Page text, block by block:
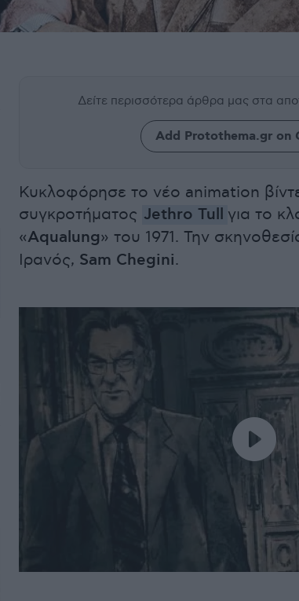
Δείτε περισσότερα άρθρα μας στα
Add Protothema.gr on
Κυκλοφόρησε το νέο animation
συγκροτήματος Jethro Tull για το
«Aqualung» του 1971. Την
Ιρανός, Sam Chegini.